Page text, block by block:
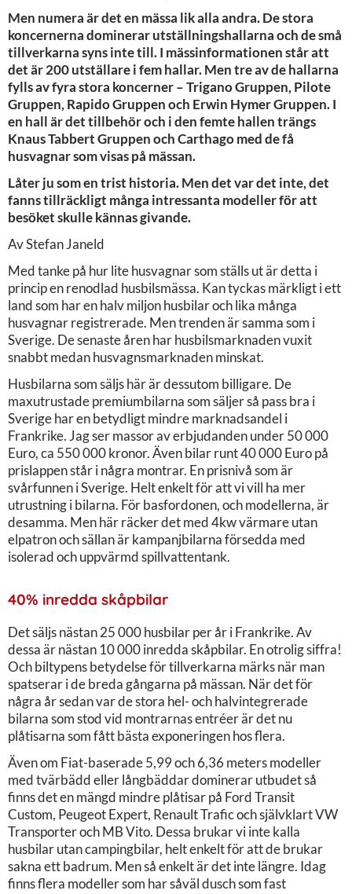
Men numera är det en mässa lik alla andra. De stora
koncernerna dominerar utställningshallarna och de små
tillverkarna syns inte till. I mässinformationen står att
det är 200 utställare i fem hallar. Men tre av de hallarna
fylls av fyra stora koncerner – Trigano Gruppen, Pilote
Gruppen, Rapido Gruppen och Erwin Hymer Gruppen. I
en hall är det tillbehör och i den femte hallen trängs
Knaus Tabbert Gruppen och Carthago med de få
husvagnar som visas på mässan.
Låter ju som en trist historia. Men det var det inte, det
fanns tillräckligt många intressanta modeller för att
besöket skulle kännas givande.
Av Stefan Janeld
Med tanke på hur lite husvagnar som ställs ut är detta i
princip en renodlad husbilsmässa. Kan tyckas märkligt i ett
land som har en halv miljon husbilar och lika många
husvagnar registrerade. Men trenden är samma som i
Sverige. De senaste åren har husbilsmarknaden vuxit
snabbt medan husvagnsmarknaden minskat.
Husbilarna som säljs här är dessutom billigare. De
maxutrustade premiumbilarna som säljer så pass bra i
Sverige har en betydligt mindre marknadsandel i
Frankrike. Jag ser massor av erbjudanden under 50 000
Euro, ca 550 000 kronor. Även bilar runt 40 000 Euro på
prislappen står i några montrar. En prisnivå som är
svårfunnen i Sverige. Helt enkelt för att vi vill ha mer
utrustning i bilarna. För basfordonen, och modellerna, är
desamma. Men här räcker det med 4kw värmare utan
elpatron och sällan är kampanjbilarna försedda med
isolerad och uppvärmd spillvattentank.
40% inredda skåpbilar
Det säljs nästan 25 000 husbilar per år i Frankrike. Av
dessa är nästan 10 000 inredda skåpbilar. En otrolig siffra!
Och biltypens betydelse för tillverkarna märks när man
spatserar i de breda gångarna på mässan. När det för
några år sedan var de stora hel- och halvintegrerade
bilarna som stod vid montrarnas entréer är det nu
plåtisarna som fått bästa exponeringen hos flera.
Även om Fiat-baserade 5,99 och 6,36 meters modeller
med tvärbädd eller långbäddar dominerar utbudet så
finns det en mängd mindre plåtisar på Ford Transit
Custom, Peugeot Expert, Renault Trafic och självklart VW
Transporter och MB Vito. Dessa brukar vi inte kalla
husbilar utan campingbilar, helt enkelt för att de brukar
sakna ett badrum. Men så enkelt är det inte längre. Idag
finns flera modeller som har såväl dusch som fast